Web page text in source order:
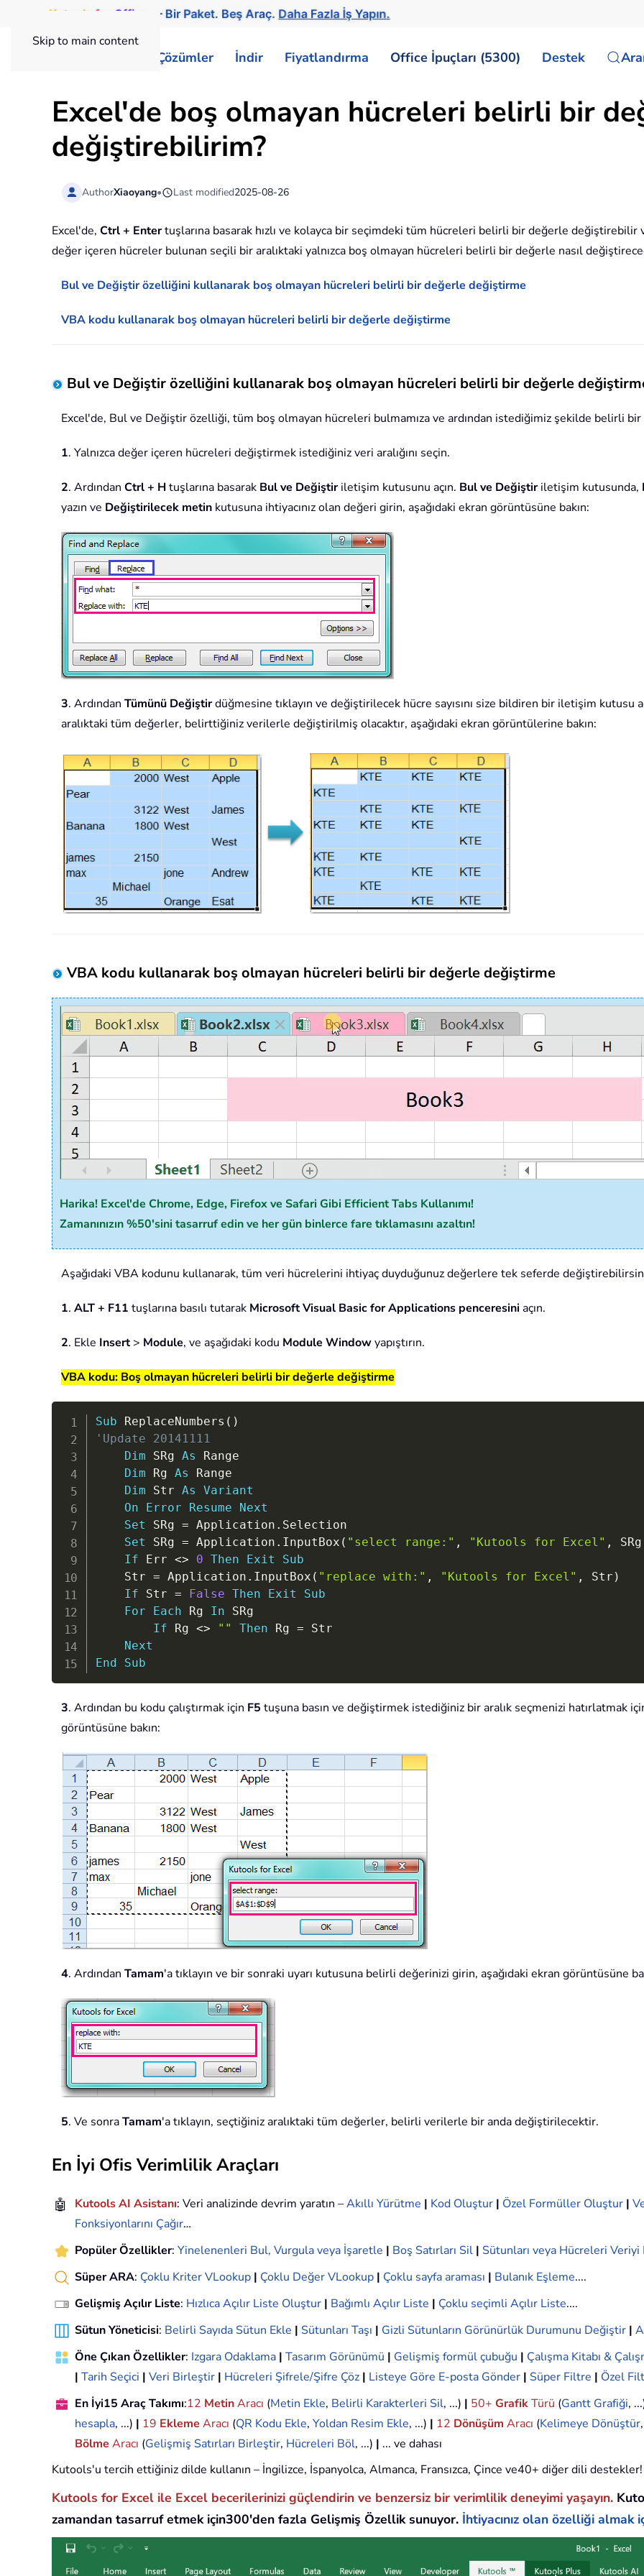
Skip to main content
Kutools for Office — Bir Paket. Beş Araç.Daha Fazla İş Yapın.
Çözümler İndir Fiyatlandırma Office İpuçları (5300) Destek
Excel'de boş olmayan hücreleri belirli bir
değiştirebilirim?
AuthorXiaoyang• Last modified2025-08-26
Excel'de, Ctrl + Entertuşlarına basarak hızlı ve kolayca bir seçimdeki tüm hücreleri belirli bir değerle
değer içeren hücreler bulunan seçili bir aralıktaki yalnızca boş olmayan hücreleri belirli bir değerle nasıl
Bul ve Değiştir özelliğini kullanarak boş olmayan hücreleri belirli bir değerle değiştirme
VBA kodu kullanarak boş olmayan hücreleri belirli bir değerle değiştirme
Bul ve Değiştir özelliğini kullanarak boş olmayan hücreleri belirli bir değerle
Excel'de, Bul ve Değiştir özelliği, tüm boş olmayan hücreleri bulmamıza ve ardından istediğimiz şekilde belirli
1. Yalnızca değer içeren hücreleri değiştirmek istediğiniz veri aralığını seçin.
2. Ardından Ctrl + Htuşlarına basarak Bul ve Değiştiriletişim kutusunu açın. Bul ve Değiştiriletişim kutusunda,
yazın ve Değiştirilecek metin kutusuna ihtiyacınız olan değeri girin, aşağıdaki ekran görüntüsüne bakın:
3. Ardından Tümünü Değiştirdüğmesine tıklayın ve değiştirilecek hücre sayısını size bildiren bir iletişim kutusu
aralıktaki tüm değerler, belirttiğiniz verilerle değiştirilmiş olacaktır, aşağıdaki ekran görüntülerine bakın:
VBA kodu kullanarak boş olmayan hücreleri belirli bir değerle değiştirme
Harika! Excel'de Chrome, Edge, Firefox ve Safari Gibi Efficient Tabs Kullanımı!
Zamanınızın %50'sini tasarruf edin ve her gün binlerce fare tıklamasını azaltın!
Aşağıdaki VBA kodunu kullanarak, tüm veri hücrelerini ihtiyaç duyduğunuz değerlere tek seferde
1. ALT + F11 tuşlarına basılı tutarak Microsoft Visual Basic for Applications penceresini açın.
2. Ekle Insert> Module, ve aşağıdaki kodu Module Windowyapıştırın.
VBA kodu: Boş olmayan hücreleri belirli bir değerle değiştirme
Sub ReplaceNumbers ( )
'Update 20141111
Dim SRg As Range
Dim Rg As Range
Dim Str As
Variant
On
Error Resume
Next
Set SRg = Application . Selection
Set SRg = Application . InputBox ( "select range:" , "Kutools for Excel" , SRg
If Err <> 0 Then Exit
Sub
    Str
= Application . InputBox ( "replace with:" , "Kutools for Excel" , Str )
If Str = False Then Exit
Sub
For
Each Rg In SRg
If Rg <> "" Then Rg = Str
Next
End
Sub
3. Ardından bu kodu çalıştırmak için F5 tuşuna basın ve değiştirmek istediğiniz bir aralık seçmenizi hatırlatmak
görüntüsüne bakın:
4. Ardından Tamam'a tıklayın ve bir sonraki uyarı kutusuna belirli değerinizi girin, aşağıdaki ekran görüntüsüne
5. Ve sonraTamam'a tıklayın, seçtiğiniz aralıktaki tüm değerler, belirli verilerle bir anda değiştirilecektir.
En İyi Ofis Verimlilik Araçları
🤖 Kutools AI Asistanı: Veri analizinde devrim yaratın –Akıllı Yürütme | Kod Oluştur | Özel Formüller Oluştur |
Fonksiyonlarını Çağır…
Popüler Özellikler: Yinelenenleri Bul, Vurgula veya İşaretle | Boş Satırları Sil | Sütunları veya Hücreleri
Süper ARA: Çoklu Kriter VLookup | Çoklu Değer VLookup | Çoklu sayfa araması | Bulanık Eşleme....
Gelişmiş Açılır Liste: Hızlıca Açılır Liste Oluştur | Bağımlı Açılır Liste | Çoklu seçimli Açılır Liste....
Sütun Yöneticisi: Belirli Sayıda Sütun Ekle | Sütunları Taşı | Gizli Sütunların Görünürlük Durumunu Değiştir |
Öne Çıkan Özellikler: Izgara Odaklama | Tasarım Görünümü | Gelişmiş formül çubuğu | Çalışma Kitabı &
| Tarih Seçici | Veri Birleştir | Hücreleri Şifrele/Şifre Çöz | Listeye Göre E-posta Gönder | Süper Filtre | Özel
En İyi15 Araç Takımı:12 MetinAracı (Metin Ekle, Belirli Karakterleri Sil, ...) | 50+ GrafikTürü (Gantt Grafiği,
hesapla, ...) | 19 Ekleme Aracı (QR Kodu Ekle, Yoldan Resim Ekle, ...) | 12 Dönüşüm Aracı (Kelimeye Dönüştür,
Bölme Aracı (Gelişmiş Satırları Birleştir, Hücreleri Böl, ...) | ... ve dahası
Kutools'u tercih ettiğiniz dilde kullanın – İngilizce, İspanyolca, Almanca, Fransızca, Çince ve40+ diğer dili destekler!
Kutools for Excel ile Excel becerilerinizi güçlendirin ve benzersiz bir verimlilik deneyimi yaşayın.
zamandan tasarruf etmek için300'den fazla Gelişmiş Özellik sunuyor. İhtiyacınız olan özelliği almak